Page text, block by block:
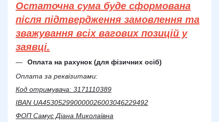
Остаточна сума буде сформована
після підтвердження замовлення та
зважування всіх вагових позицій у
заявці.
Оплата на рахунок (для фізичних осіб)
Оплата за реквізитами:
Код отримувача: 3171110389
IBAN UA453052990000026003046229492
ФОП Самус Діана Миколаївна